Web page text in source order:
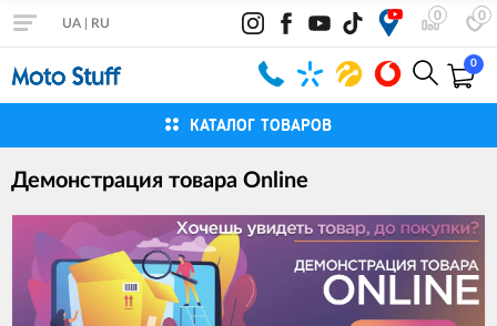
0 0
UA RU
0
КАТАЛОГ ТОВАРОВ
Демонстрация товара Online